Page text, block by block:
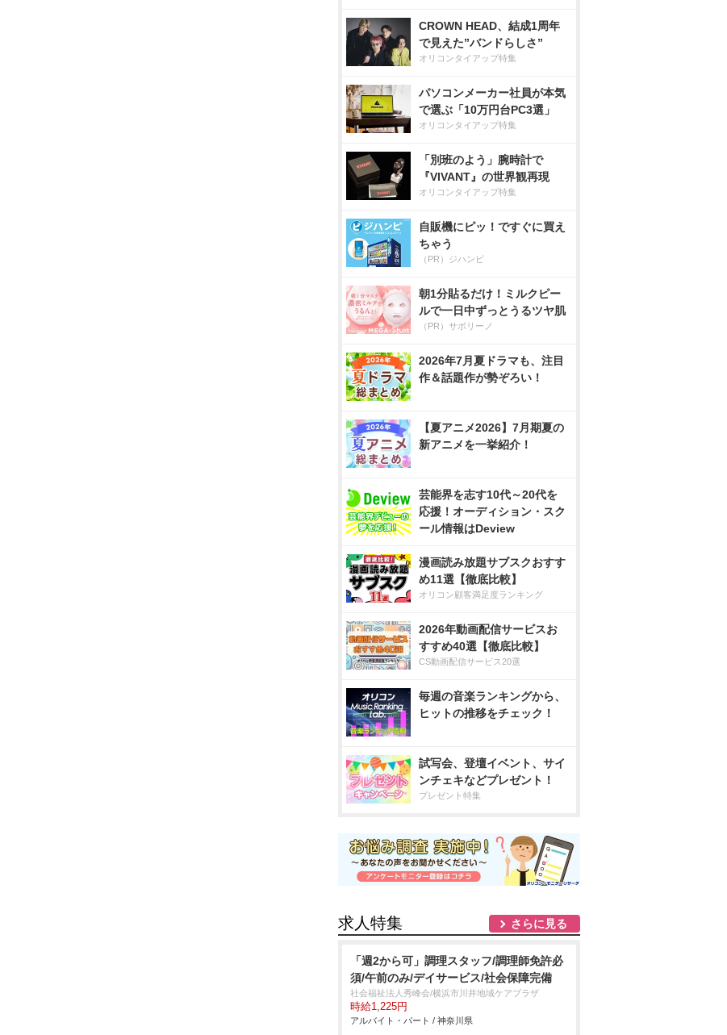
CROWN HEAD、結成1周年
で見えた”バンドらしさ”
オリコンタイアップ特集
パソコンメーカー社員が本気
で選ぶ「10万円台PC3選」
オリコンタイアップ特集
「別班のよう」腕時計で
『VIVANT』の世界観再現
オリコンタイアップ特集
自販機にピッ！ですぐに買え
ちゃう
（PR）ジハンピ
朝1分貼るだけ！ミルクピー
ルで一日中ずっとうるツヤ肌
（PR）サボリーノ
2026年7月夏ドラマも、注目
作＆話題作が勢ぞろい！
【夏アニメ2026】7月期夏の
新アニメを一挙紹介！
芸能界を志す10代～20代を
応援！オーディション・スク
ール情報はDeview
漫画読み放題サブスクおすす
め11選【徹底比較】
オリコン顧客満足度ランキング
2026年動画配信サービスお
すすめ40選【徹底比較】
CS動画配信サービス20選
毎週の音楽ランキングから、
ヒットの推移をチェック！
試写会、登壇イベント、サイ
ンチェキなどプレゼント！
プレゼント特集
求人特集 さらに見る
「週2から可」調理スタッフ/調理師免許必
須/午前のみ/デイサービス/社会保障完備
社会福祉法人秀峰会/横浜市川井地域ケアプラザ
時給1,225円
アルバイト・パート / 神奈川県